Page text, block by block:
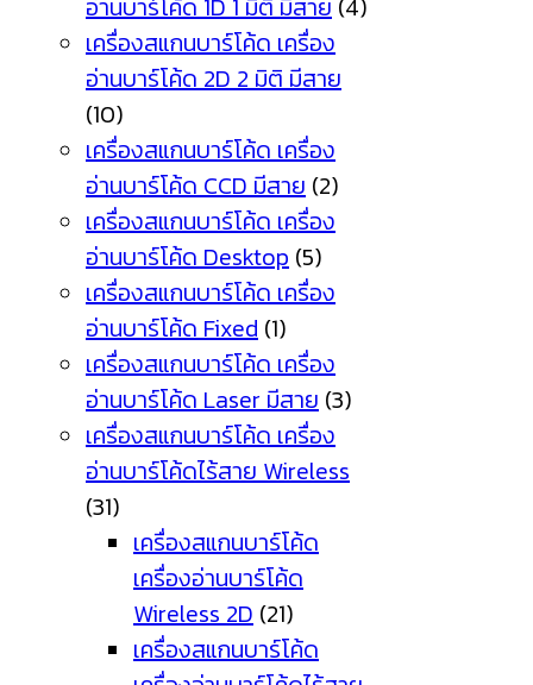
อ่านบาร์โค้ด 1D 1 มิติ มีสาย (4)
เครื่องสแกนบาร์โค้ด เครื่อง
อ่านบาร์โค้ด 2D 2 มิติ มีสาย
(10)
เครื่องสแกนบาร์โค้ด เครื่อง
อ่านบาร์โค้ด CCD มีสาย (2)
เครื่องสแกนบาร์โค้ด เครื่อง
อ่านบาร์โค้ด Desktop (5)
เครื่องสแกนบาร์โค้ด เครื่อง
อ่านบาร์โค้ด Fixed (1)
เครื่องสแกนบาร์โค้ด เครื่อง
อ่านบาร์โค้ด Laser มีสาย (3)
เครื่องสแกนบาร์โค้ด เครื่อง
อ่านบาร์โค้ดไร้สาย Wireless
(31)
เครื่องสแกนบาร์โค้ด
เครื่องอ่านบาร์โค้ด
Wireless 2D (21)
เครื่องสแกนบาร์โค้ด